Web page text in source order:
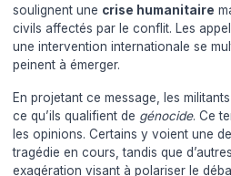
soulignent une crise humanitaire
civils affectés par le conflit. Les
une intervention internationale se
peinent à émerger.
En projetant ce message, les
ce qu’ils qualifient de génocide. Ce
les opinions. Certains y voient une
tragédie en cours, tandis que
exagération visant à polariser le